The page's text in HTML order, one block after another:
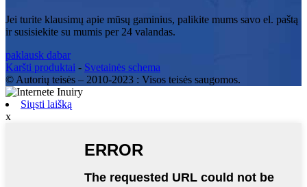
Jei turite klausimų apie mūsų gaminius, palikite mums savo el. paštą
ir susisiekite su mumis per 24 valandas.
paklausk dabar
Karšti produktai - Svetainės schema
© Autorių teisės – 2010-2023 : Visos teisės saugomos.
Siųsti laišką
x